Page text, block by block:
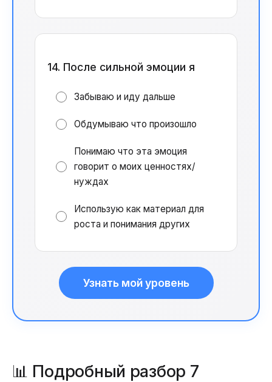
14. После сильной эмоции я
Забываю и иду дальше
Обдумываю что произошло
Понимаю что эта эмоция
говорит о моих ценностях/
нуждах
Использую как материал для
роста и понимания других
Узнать мой уровень
📊 Подробный разбор 7